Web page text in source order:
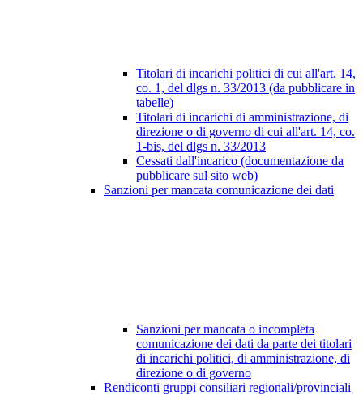
Titolari di incarichi politici di cui all'art. 14,
co. 1, del dlgs n. 33/2013 (da pubblicare in
tabelle)
Titolari di incarichi di amministrazione, di
direzione o di governo di cui all'art. 14, co.
1-bis, del dlgs n. 33/2013
Cessati dall'incarico (documentazione da
pubblicare sul sito web)
Sanzioni per mancata comunicazione dei dati
Sanzioni per mancata o incompleta
comunicazione dei dati da parte dei titolari
di incarichi politici, di amministrazione, di
direzione o di governo
Rendiconti gruppi consiliari regionali/provinciali